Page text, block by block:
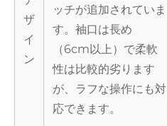
ザ
イ
ン
ッチが追加されていま
す。袖口は長め
（6cm以上）で柔軟
性は比較的劣ります
が、ラフな操作にも対
応できます。